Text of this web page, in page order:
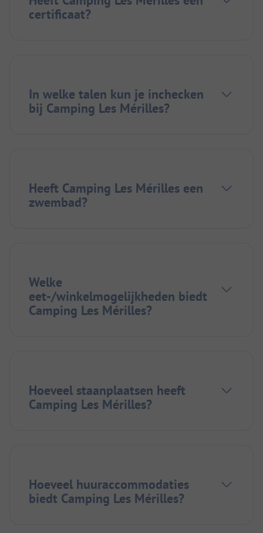
certificaat?
In welke talen kun je inchecken
bij Camping Les Mérilles?
Heeft Camping Les Mérilles een
zwembad?
Welke
eet-/winkelmogelijkheden biedt
Camping Les Mérilles?
Hoeveel staanplaatsen heeft
Camping Les Mérilles?
Hoeveel huuraccommodaties
biedt Camping Les Mérilles?